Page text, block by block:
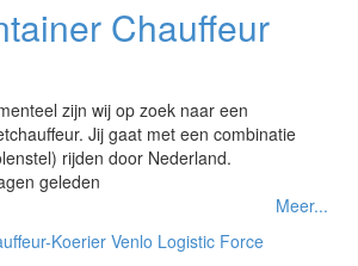
Chauffeur
zijn wij op zoek naar een
Jij gaat met een combinatie
rijden door Nederland.
geleden
Meer...
Koerier Venlo Logistic Force